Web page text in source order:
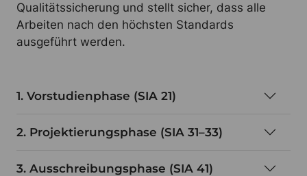
Qualitätssicherung und stellt sicher, dass alle
Arbeiten nach den höchsten Standards
ausgeführt werden.
1. Vorstudienphase (SIA 21)
2. Projektierungsphase (SIA 31–33)
3. Ausschreibungsphase (SIA 41)